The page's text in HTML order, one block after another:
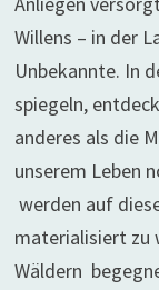
Willens – in der
Unbekannte. In
spiegeln,
anderes als die
unserem Leben
werden auf
materialisiert zu
Wäldern